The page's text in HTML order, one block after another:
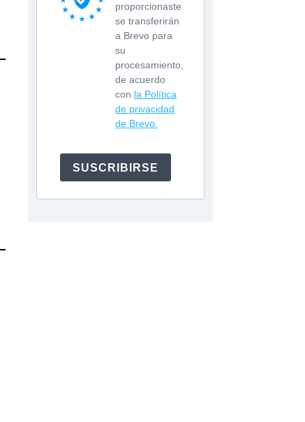
proporcionaste
se transferirán
a Brevo para
su
procesamiento,
de acuerdo
con la Política
de privacidad
de Brevo.
SUSCRIBIRSE